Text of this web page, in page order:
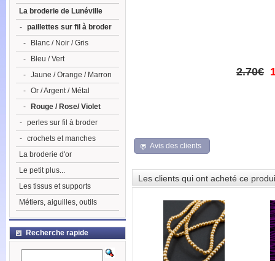
2.70€
Avis des clients
Les clients qui ont acheté ce
La broderie de Lunéville
- paillettes sur fil à broder
-
Blanc / Noir / Gris
-
Bleu / Vert
- Jaune / Orange / Marron
- Or / Argent / Métal
-
Rouge / Rose/ Violet
- perles sur fil à broder
- crochets et manches
La broderie d'or
Le petit plus...
Les tissus et supports
Métiers, aiguilles, outils
Recherche rapide